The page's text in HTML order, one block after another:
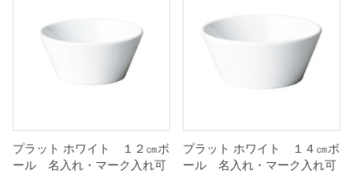
プラット ホワイト １２㎝ボ
ール 名入れ・マーク入れ可
プラット ホワイト １４㎝ボ
ール 名入れ・マーク入れ可